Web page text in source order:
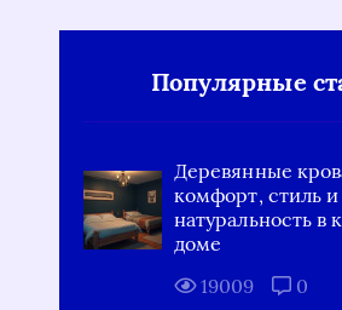
Популярные
Деревянные
комфорт, стиль и
натуральность в
доме
19009
0